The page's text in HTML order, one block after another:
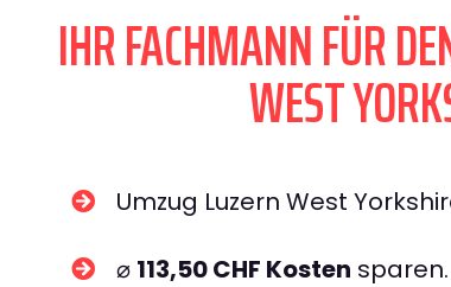
IHR FACHMANN FÜR
WEST
Umzug Luzern West
⌀ 113,50 CHF Kosten sparen.